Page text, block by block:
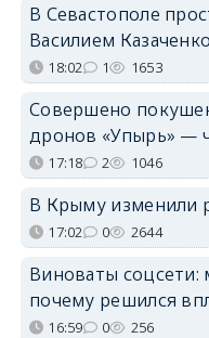
В Севастополе
Василием Казаченко
18:02 1 1653
Совершено
дронов «Упырь» —
17:18 2 1046
В Крыму изменили
17:02 0 2644
Виноваты соцсети:
почему решился
16:59 0 256